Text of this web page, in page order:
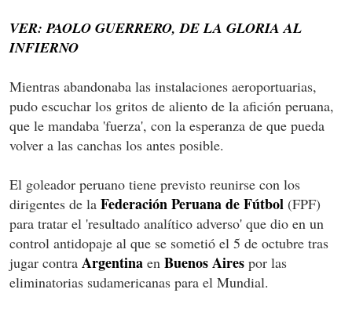
VER: PAOLO GUERRERO, DE LA GLORIA AL
INFIERNO
Mientras abandonaba las instalaciones aeroportuarias,
pudo escuchar los gritos de aliento de la afición peruana,
que le mandaba 'fuerza', con la esperanza de que pueda
volver a las canchas los antes posible.
El goleador peruano tiene previsto reunirse con los
dirigentes de la Federación Peruana de Fútbol (FPF)
para tratar el 'resultado analítico adverso' que dio en un
control antidopaje al que se sometió el 5 de octubre tras
jugar contra Argentina en Buenos Aires por las
eliminatorias sudamericanas para el Mundial.